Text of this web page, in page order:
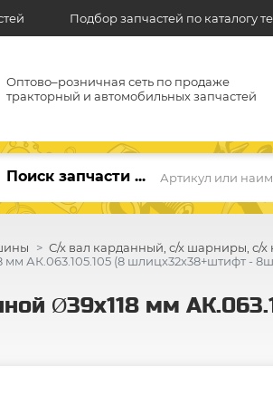
Подбор запчастей по каталогу
Оптово–розничная сеть по продаже
тракторный и автомобильных запчастей
Артикул или
С/х вал карданный, с/х шарниры, с/х
АК.063.105.105 (8 шлицх32х38+штифт -
Ø39х118 мм